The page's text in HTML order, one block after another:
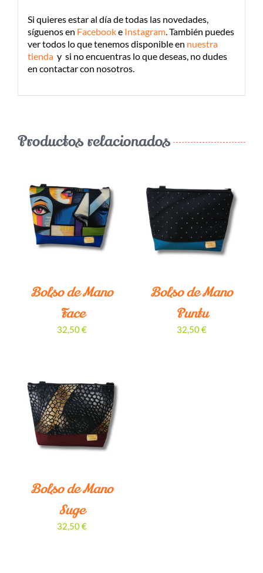
Si quieres estar al día de todas las novedades,
síguenos en Facebooke Instagram. También puedes
ver todos lo que tenemos disponible en nuestra
tienda y si no encuentras lo que deseas, no dudes
en contactar con nosotros.
Productos relacionados
Bolso de Mano
Face
32,50€
¡LO QUIERO!
/
DETALLES
Bolso de Mano
Puntu
32,50€
Bolso de Mano
Suge
32,50€